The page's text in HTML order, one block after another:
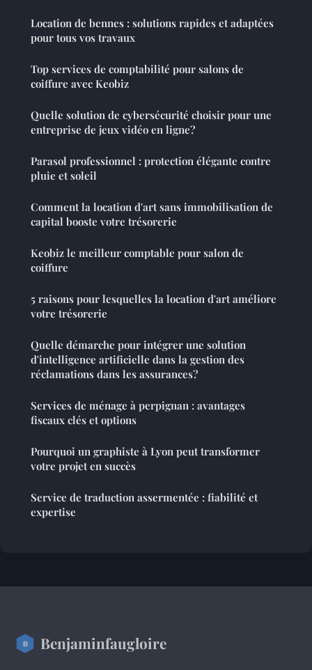
Location de bennes : solutions rapides et adaptées
pour tous vos travaux
Top services de comptabilité pour salons de
coiffure avec Keobiz
Quelle solution de cybersécurité choisir pour une
entreprise de jeux vidéo en ligne?
Parasol professionnel : protection élégante contre
pluie et soleil
Comment la location d'art sans immobilisation de
capital booste votre trésorerie
Keobiz le meilleur comptable pour salon de
coiffure
5 raisons pour lesquelles la location d'art améliore
votre trésorerie
Quelle démarche pour intégrer une solution
d'intelligence artificielle dans la gestion des
réclamations dans les assurances?
Services de ménage à perpignan : avantages
fiscaux clés et options
Pourquoi un graphiste à Lyon peut transformer
votre projet en succès
Service de traduction assermentée : fiabilité et
expertise
Benjaminfaugloire